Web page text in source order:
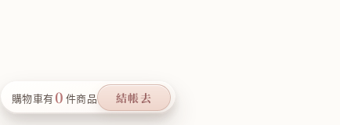
購物車有0 件商品 結帳去